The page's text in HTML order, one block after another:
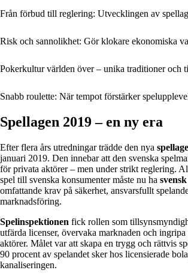
Från förbud till reglering: Utvecklingen av
Risk och sannolikhet: Gör klokare ekonomiska
Pokerkultur världen över – unika traditioner och
Snabb roulette: När tempot förstärker
Spellagen 2019 – en ny era
Efter flera års utredningar trädde den nya
januari 2019. Den innebar att den svenska
för privata aktörer – men under strikt reglering.
spel till svenska konsumenter måste nu ha
omfattande krav på säkerhet, ansvarsfullt
marknadsföring.
Spelinspektionen fick rollen som
utfärda licenser, övervaka marknaden och
aktörer. Målet var att skapa en trygg och rättvis
90 procent av spelandet sker hos licensierade
kanaliseringen.